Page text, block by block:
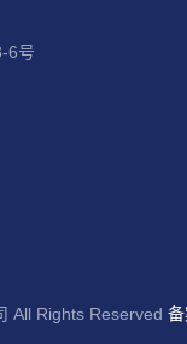
6号
All Rights Reserved